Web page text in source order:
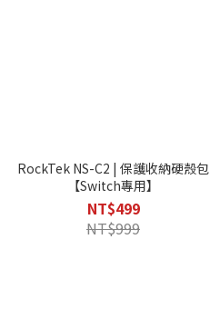
RockTek NS-C2 | 保護收納硬殼包
【Switch專用】
NT$499
NT$999